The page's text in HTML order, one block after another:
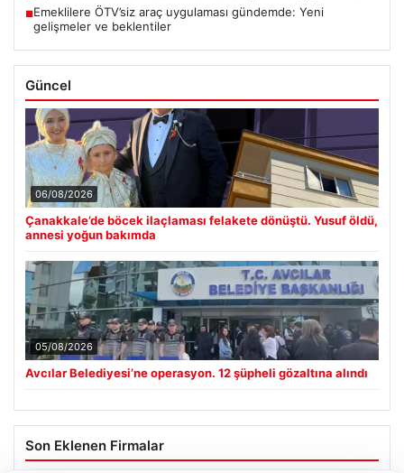
■Emeklilere ÖTV’siz araç uygulaması gündemde: Yeni
gelişmeler ve beklentiler
Güncel
06/08/2026
Çanakkale’de böcek ilaçlaması felakete dönüştü. Yusuf öldü,
annesi yoğun bakımda
05/08/2026
Avcılar Belediyesi’ne operasyon. 12 şüpheli gözaltına alındı
Son Eklenen Firmalar